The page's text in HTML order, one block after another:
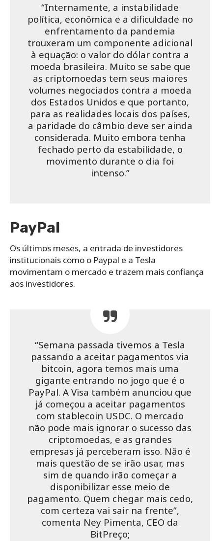
“Internamente, a instabilidade
política, econômica e a dificuldade no
enfrentamento da pandemia
trouxeram um componente adicional
à equação: o valor do dólar contra a
moeda brasileira. Muito se sabe que
as criptomoedas tem seus maiores
volumes negociados contra a moeda
dos Estados Unidos e que portanto,
para as realidades locais dos países,
a paridade do câmbio deve ser ainda
considerada. Muito embora tenha
fechado perto da estabilidade, o
movimento durante o dia foi
intenso.”
PayPal
Os últimos meses, a entrada de investidores
institucionais como o Paypal e a Tesla
movimentam o mercado e trazem mais confiança
aos investidores.
“Semana passada tivemos a Tesla
passando a aceitar pagamentos via
bitcoin, agora temos mais uma
gigante entrando no jogo que é o
PayPal. A Visa também anunciou que
já começou a aceitar pagamentos
com stablecoin USDC. O mercado
não pode mais ignorar o sucesso das
criptomoedas, e as grandes
empresas já perceberam isso. Não é
mais questão de se irão usar, mas
sim de quando irão começar a
disponibilizar esse meio de
pagamento. Quem chegar mais cedo,
com certeza vai sair na frente”,
comenta Ney Pimenta, CEO da
BitPreço;